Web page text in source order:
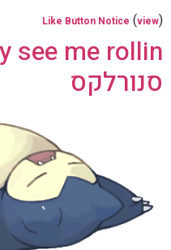
Like Button Notice (view)
סנורלקס